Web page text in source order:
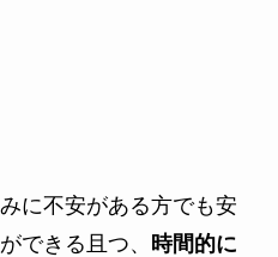
に不安がある方でも安
できる且つ、
時間的に